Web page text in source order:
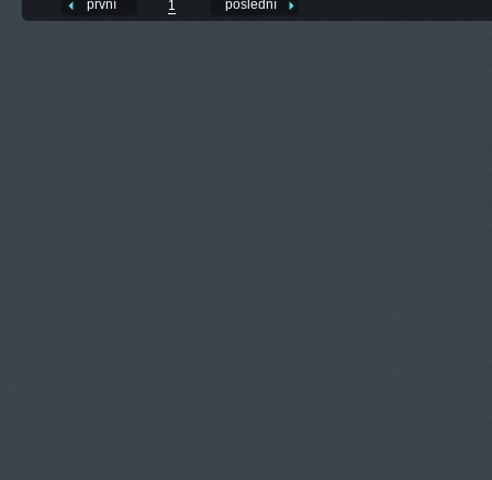
první 1 poslední